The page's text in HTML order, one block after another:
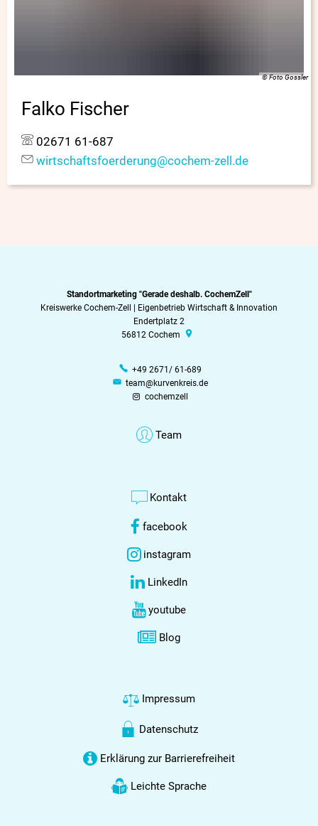
© Foto Gossler
Falko Fischer
02671 61-687
wirtschaftsfoerderung@cochem-zell.de
Standortmarketing "Gerade deshalb. CochemZell"
Kreiswerke Cochem-Zell | Eigenbetrieb Wirtschaft & Innovation
Endertplatz 2
56812 Cochem
+49 2671/ 61-689
team@kurvenkreis.de
cochemzell
Team
Kontakt
facebook
instagram
LinkedIn
youtube
Blog
Impressum
Datenschutz
Erklärung zur Barrierefreiheit
Leichte Sprache